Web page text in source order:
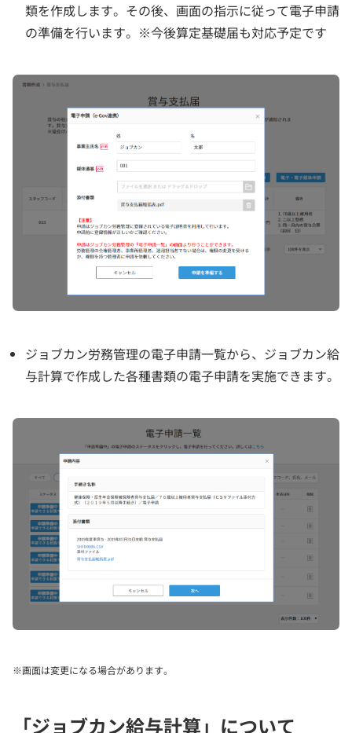
類を作成します。その後、画面の指示に従って電子申請
の準備を行います。※今後算定基礎届も対応予定です
ジョブカン労務管理の電子申請一覧から、ジョブカン給
与計算で作成した各種書類の電子申請を実施できます。
※画面は変更になる場合があります。
「ジョブカン給与計算」について